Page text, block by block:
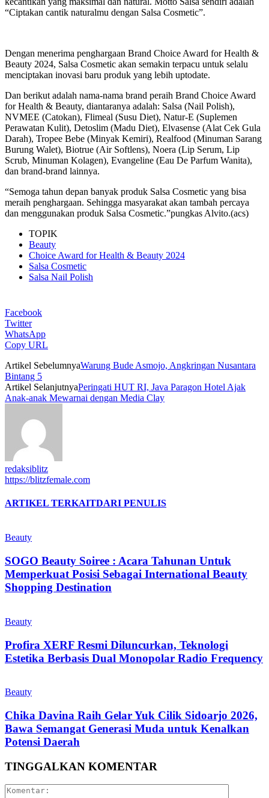
“Ciptakan cantik naturalmu dengan Salsa Cosmetic”.
Dengan menerima penghargaan Brand Choice Award for Health &
Beauty 2024, Salsa Cosmetic akan semakin terpacu untuk selalu
menciptakan inovasi baru produk yang lebih uptodate.
Dan berikut adalah nama-nama brand peraih Brand Choice Award
for Health & Beauty, diantaranya adalah: Salsa (Nail Polish),
NVMEE (Catokan), Flimeal (Susu Diet), Natur-E (Suplemen
Perawatan Kulit), Detoslim (Madu Diet), Elvasense (Alat Cek Gula
Darah), Tropee Bebe (Minyak Kemiri), Realfood (Minuman Sarang
Burung Walet), Biotrue (Air Softlens), Noera (Lip Serum, Lip
Scrub, Minuman Kolagen), Evangeline (Eau De Parfum Wanita),
dan brand-brand lainnya.
“Semoga tahun depan banyak produk Salsa Cosmetic yang bisa
meraih penghargaan. Sehingga masyarakat akan tambah percaya
dan menggunakan produk Salsa Cosmetic.”pungkas Alvito.(acs)
TOPIK
Beauty
Choice Award for Health & Beauty 2024
Salsa Cosmetic
Salsa Nail Polish
Facebook
Twitter
WhatsApp
Copy URL
Artikel SebelumnyaWarung Bude Asmojo, Angkringan Nusantara
Bintang 5
Artikel SelanjutnyaPeringati HUT RI, Java Paragon Hotel Ajak
Anak-anak Mewarnai dengan Media Clay
redaksiblitz
https://blitzfemale.com
ARTIKEL TERKAITDARI PENULIS
Beauty
SOGO Beauty Soiree : Acara Tahunan Untuk
Memperkuat Posisi Sebagai International Beauty
Shopping Destination
Beauty
Profira XERF Resmi Diluncurkan, Teknologi
Estetika Berbasis Dual Monopolar Radio Frequency
Beauty
Chika Davina Raih Gelar Yuk Cilik Sidoarjo 2026,
Bawa Semangat Generasi Muda untuk Kenalkan
Potensi Daerah
TINGGALKAN KOMENTAR